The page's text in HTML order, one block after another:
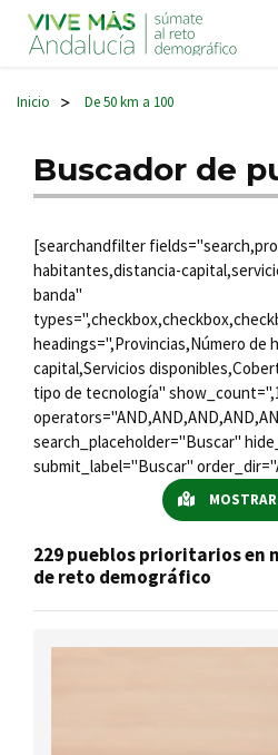
Navegación principal
Inicio > De 50 km a 100
Buscador de
[searchandfilter
habitantes,distancia-
banda"
headings=",Provincias,Número de
capital,Servicios
tipo de tecnología"
search_placeholder="Buscar"
submit_label="Buscar"
229 pueblos prioritarios en
de reto demográfico